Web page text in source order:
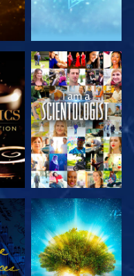
TITTA
UTFORSKA
SERIEN